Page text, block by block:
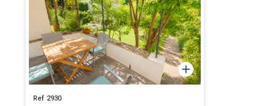
Ref 2930